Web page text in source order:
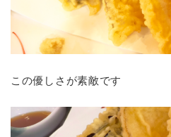
この優しさが素敵です